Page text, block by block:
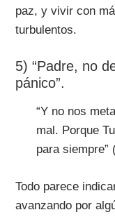
paz, y vivir con
turbulentos.
5) “Padre, no
pánico”.
“Y no nos
mal. Porque
para siempre”
Todo parece
avanzando por